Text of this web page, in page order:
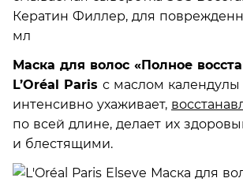
Маска для волос «Полное
L’Oréal Paris с маслом
интенсивно ухаживает,
по всей длине, делает их
и блестящими.